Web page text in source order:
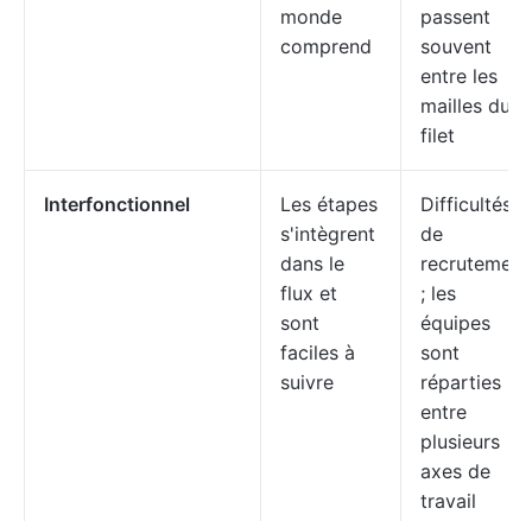
monde
comprend
passent
souvent
entre les
mailles du
filet
Interfonctionnel
Les étapes
s'intègrent
dans le
flux et
sont
faciles à
suivre
Difficultés
de
recrutement
; les
équipes
sont
réparties
entre
plusieurs
axes de
travail